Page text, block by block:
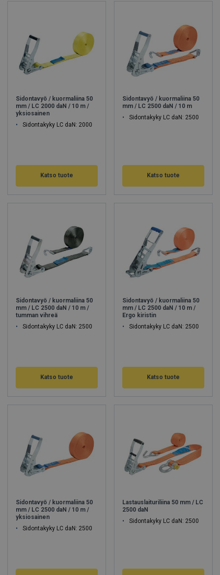
Sidontavyö / kuormaliina 50
mm / LC 2000 daN / 10 m /
yksiosainen
Sidontakyky LC daN: 2000
Katso tuote
Sidontavyö / kuormaliina 50
mm / LC 2500 daN / 10 m
Sidontakyky LC daN: 2500
Katso tuote
Sidontavyö / kuormaliina 50
mm / LC 2500 daN / 10 m /
tumman vihreä
Sidontakyky LC daN: 2500
Katso tuote
Sidontavyö / kuormaliina 50
mm / LC 2500 daN / 10 m /
Ergo kiristin
Sidontakyky LC daN: 2500
Katso tuote
Sidontavyö / kuormaliina 50
mm / LC 2500 daN / 10 m /
yksiosainen
Sidontakyky LC daN: 2500
Lastauslaituriliina 50 mm / LC
2500 daN
Sidontakyky LC daN: 2500